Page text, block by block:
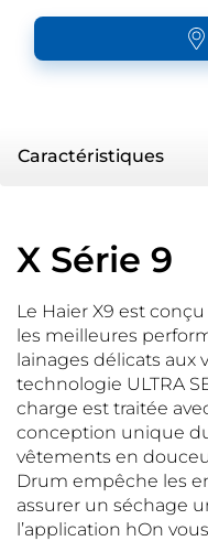
Caractéristiques
X Série 9
Le Haier X9 est
les meilleures
lainages délicats aux
technologie ULTRA
charge est traitée
conception unique
vêtements en
Drum empêche les
assurer un séchage
l’application hOn